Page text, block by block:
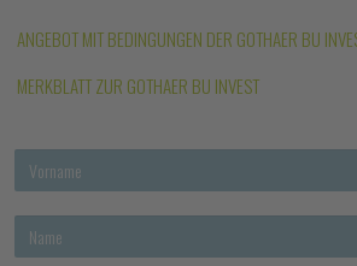
ANGEBOT MIT BEDINGUNGEN DER GOTHAER BU
MERKBLATT ZUR GOTHAER BU INVEST